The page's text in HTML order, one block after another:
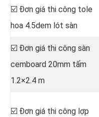
☑️ Đơn giá thi công tole
hoa 4.5dem lót sàn
☑️ Đơn giá thi công sàn
cemboard 20mm tấm
1.2×2.4 m
☑️ Đơn giá thi công lợp